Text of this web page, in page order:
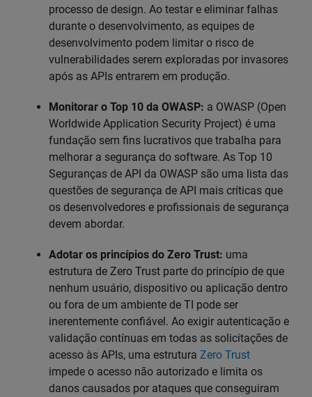
processo de design. Ao testar e eliminar falhas
durante o desenvolvimento, as equipes de
desenvolvimento podem limitar o risco de
vulnerabilidades serem exploradas por invasores
após as APIs entrarem em produção.
Monitorar o Top 10 da OWASP: a OWASP (Open
Worldwide Application Security Project) é uma
fundação sem fins lucrativos que trabalha para
melhorar a segurança do software. As Top 10
Seguranças de API da OWASP são uma lista das
questões de segurança de API mais críticas que
os desenvolvedores e profissionais de segurança
devem abordar.
Adotar os princípios do Zero Trust: uma
estrutura de Zero Trust parte do princípio de que
nenhum usuário, dispositivo ou aplicação dentro
ou fora de um ambiente de TI pode ser
inerentemente confiável. Ao exigir autenticação e
validação contínuas em todas as solicitações de
acesso às APIs, uma estrutura Zero Trust
impede o acesso não autorizado e limita os
danos causados por ataques que conseguiram